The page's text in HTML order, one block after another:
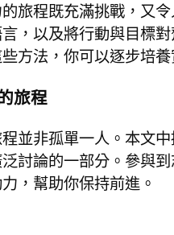
旅程既充滿挑戰，又
，以及將行動與目標
方法，你可以逐步培
旅程
並非孤單一人。本文
討論的一部分。參與
，幫助你保持前進。